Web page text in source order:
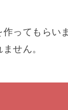
ってもらい
せん。